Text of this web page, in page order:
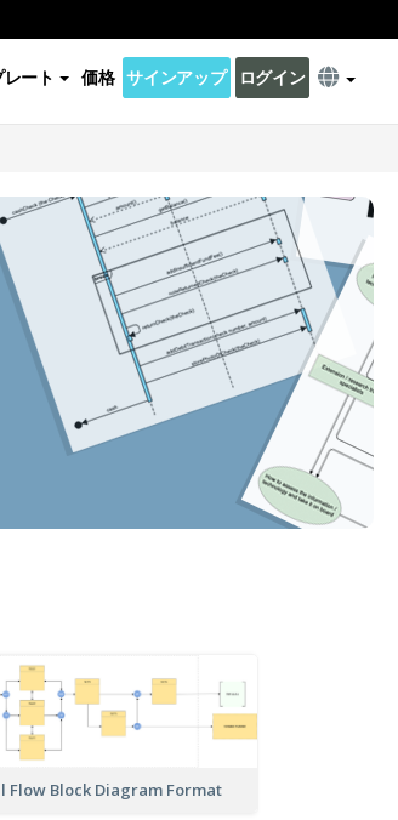
ート 価格 サインアップ ログイン
Flow Block Diagram Format